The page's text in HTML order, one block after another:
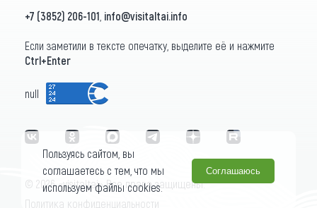
+7 (3852) 206-101 info@visitaltai.info
Если заметили в тексте опечатку, выделите её и нажмите
Ctrl+Enter
null
© 2026 «visitaltai» Все права защищены.
Политика конфиденциальности
Пользуясь сайтом, вы
соглашаетесь с тем, что мы
используем файлы cookies.
Соглашаюсь